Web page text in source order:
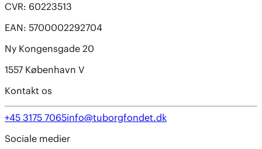
CVR: 60223513
EAN: 5700002292704
Ny Kongensgade 20
1557 København V
Kontakt os
+45 3175 7065info@tuborgfondet.dk
Sociale medier